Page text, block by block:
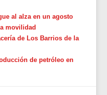
al alza en un agosto
movilidad
de Los Barrios de la
de petróleo en